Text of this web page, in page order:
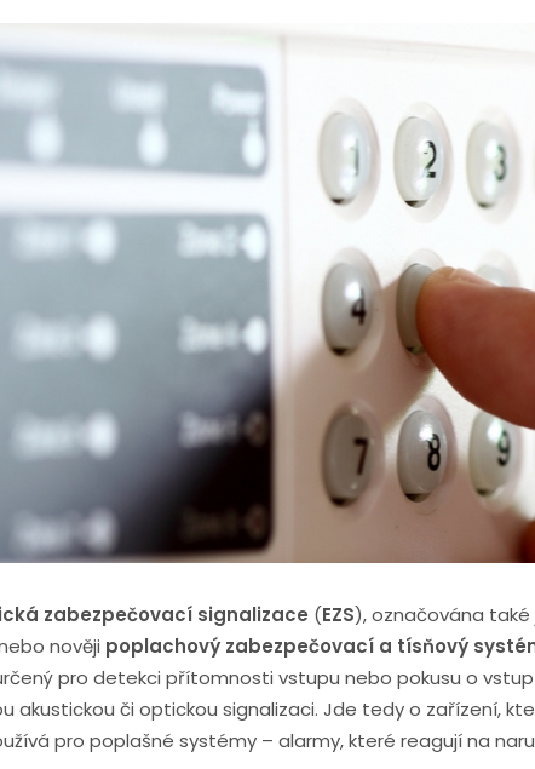
zabezpečovací signalizace (EZS), označována také
nověji poplachový zabezpečovací a tísňový
pro detekci přítomnosti vstupu nebo pokusu o
akustickou či optickou signalizaci. Jde tedy o zařízení,
pro poplašné systémy – alarmy, které reagují na